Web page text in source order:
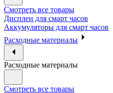
Смотреть все товары
Дисплеи для смарт часов
Аккумуляторы для смарт часов
Расходные материалы
Расходные материалы
Смотреть все товары